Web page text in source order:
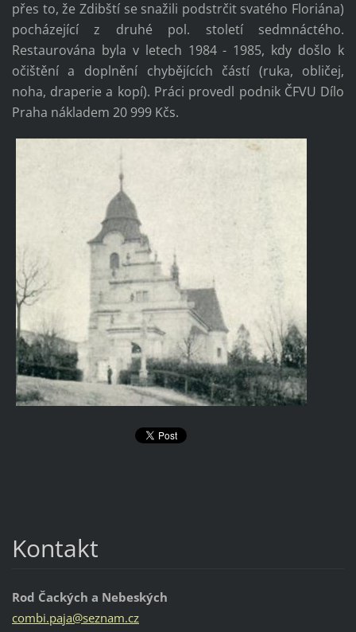
přes to, že Zdibští se snažili podstrčit svatého Floriána)
pocházející z druhé pol. století sedmnáctého.
Restaurována byla v letech 1984 - 1985, kdy došlo k
očištění a doplnění chybějících částí (ruka, obličej,
noha, draperie a kopí). Práci provedl podnik ČFVU Dílo
Praha nákladem 20 999 Kčs.
Kontakt
Rod Čackých a Nebeských
combi.paja@seznam.cz